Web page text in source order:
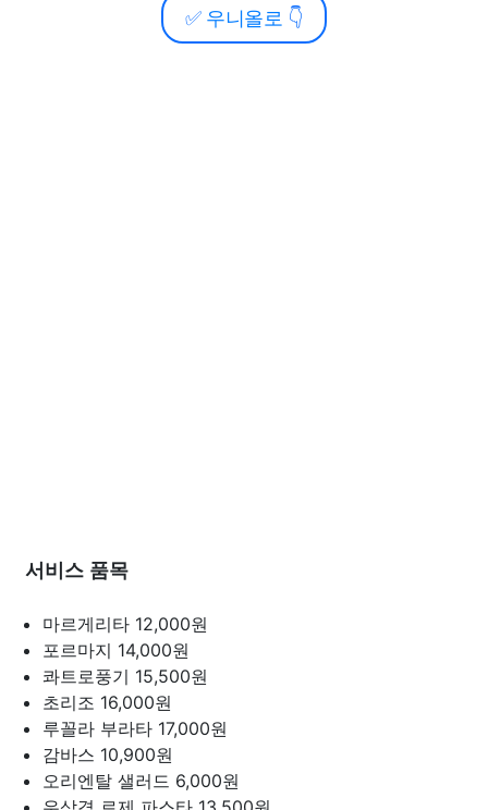
✅우니올로 👇
서비스 품목
마르게리타 12,000원
포르마지 14,000원
콰트로풍기 15,500원
초리조 16,000원
루꼴라 부라타 17,000원
감바스 10,900원
오리엔탈 샐러드 6,000원